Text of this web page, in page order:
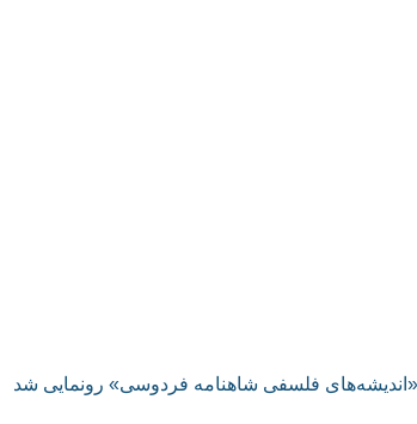
فلسفی شاهنامه فردوسی» رونمایی شد